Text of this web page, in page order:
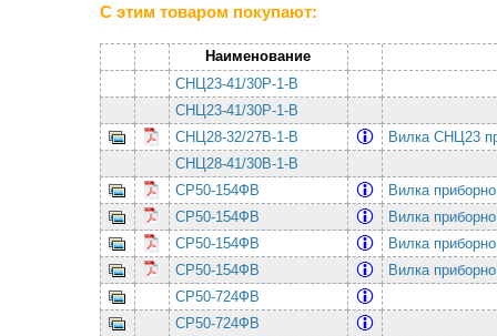
С этим товаром покупают:
Наименование
СНЦ23-41/30Р-1-В
СНЦ23-41/30Р-1-В
СНЦ28-32/27В-1-В
Вилка СНЦ23
СНЦ28-41/30В-1-В
СР50-154ФВ
Вилка
СР50-154ФВ
Вилка
СР50-154ФВ
Вилка
СР50-154ФВ
Вилка
СР50-724ФВ
СР50-724ФВ